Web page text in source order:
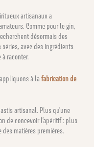
artisanaux a
Comme pour le gin,
désormais des
avec des ingrédients
raconter.
à lafabrication de
artisanal. Plus qu’une
de concevoir l’apéritif : plus
matières premières.